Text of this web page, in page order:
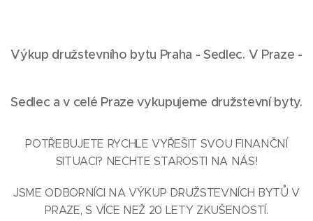
Výkup družstevního bytu Praha - Sedlec. V Praze -
Sedlec a v celé Praze vykupujeme družstevní byty.
POTŘEBUJETE RYCHLE VYŘEŠIT SVOU FINANČNÍ
SITUACI? NECHTE STAROSTI NA NÁS!
JSME ODBORNÍCI NA VÝKUP DRUŽSTEVNÍCH BYTŮ V
PRAZE, S VÍCE NEŽ 20 LETY ZKUŠENOSTÍ.